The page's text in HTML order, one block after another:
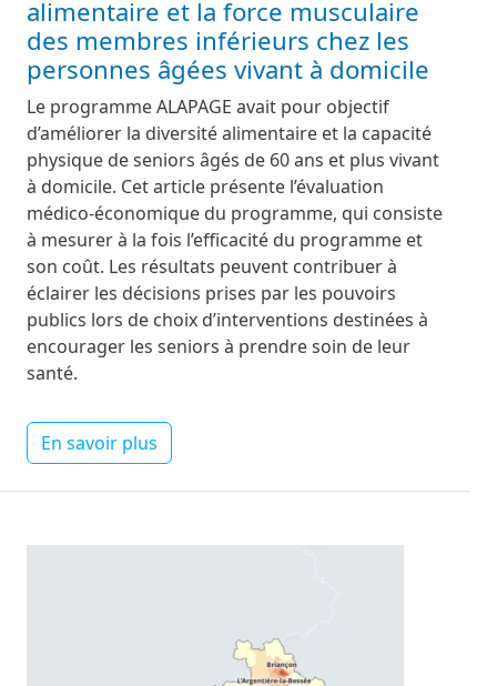
alimentaire et la force musculaire
des membres inférieurs chez les
personnes âgées vivant à domicile
Le programme ALAPAGE avait pour objectif
d’amé­liorer la diversité alimentaire et la capacité
physique de seniors âgés de 60 ans et plus vivant
à domicile. Cet article présente l’évaluation
médico-économique du programme, qui consiste
à mesurer à la fois l’efficacité du programme et
son coût. Les résultats peuvent contribuer à
éclairer les décisions prises par les pouvoirs
publics lors de choix d’interventions destinées à
encourager les seniors à prendre soin de leur
santé.
En savoir plus